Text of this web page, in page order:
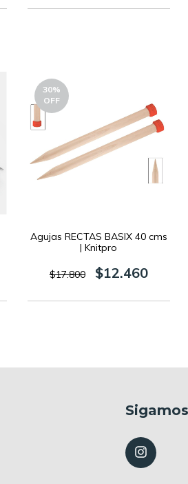
30%
OFF
Agujas RECTAS BASIX 40 cms
| Knitpro
$17.800 $12.460